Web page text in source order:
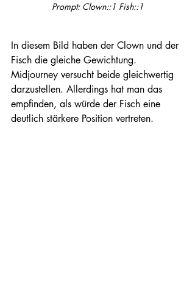
Prompt: Clown::1 Fish::1
In diesem Bild haben der Clown und der
Fisch die gleiche Gewichtung.
Midjourney versucht beide gleichwertig
darzustellen. Allerdings hat man das
empfinden, als würde der Fisch eine
deutlich stärkere Position vertreten.